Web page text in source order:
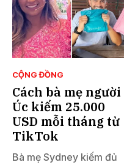
CỘNG ĐỒNG
Cách bà mẹ người
Úc kiếm 25.000
USD mỗi tháng từ
TikTok
Bà mẹ Sydney kiếm đủ